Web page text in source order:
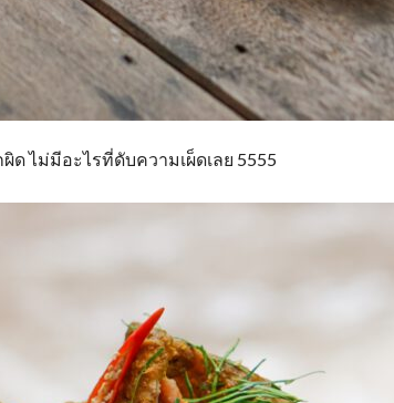
ไม่มีอะไรที่ดับความเผ็ดเลย 5555